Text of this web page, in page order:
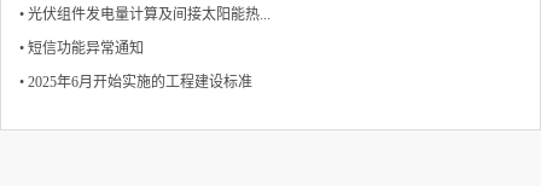
• 光伏组件发电量计算及间接太阳能热...
• 短信功能异常通知
• 2025年6月开始实施的工程建设标准